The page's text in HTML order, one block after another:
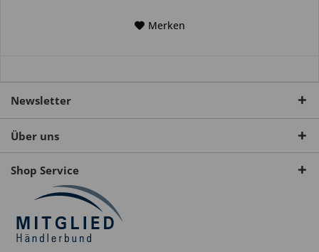
Merken
Newsletter
Über uns
Shop Service